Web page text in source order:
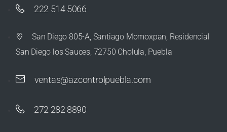
222 514 5066
San Diego 805-A, Santiago Momoxpan, Residencial
San Diego los Sauces, 72750 Cholula, Puebla
ventas@azcontrolpuebla.com
272 282 8890